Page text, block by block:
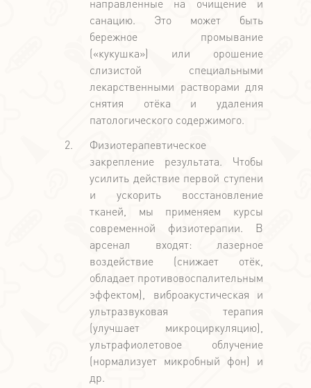
направленные на очищение и
санацию. Это может быть
бережное промывание
(«кукушка») или орошение
слизистой специальными
лекарственными растворами для
снятия отёка и удаления
патологического содержимого.
Физиотерапевтическое
закрепление результата. Чтобы
усилить действие первой ступени
и ускорить восстановление
тканей, мы применяем курсы
современной физиотерапии. В
арсенал входят: лазерное
воздействие (снижает отёк,
обладает противовоспалительным
эффектом), виброакустическая и
ультразвуковая терапия
(улучшает микроциркуляцию),
ультрафиолетовое облучение
(нормализует микробный фон) и
др.